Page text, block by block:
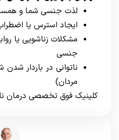
لذت جنسی شما و
ایجاد استرس یا
مشکلات زناشویی یا
جنسی
ناتوانی در باردار
مردان)
کلینیک فوق تخصصی درمان